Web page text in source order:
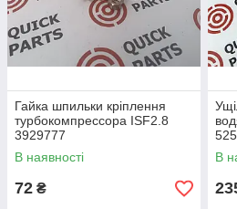
Гайка шпильки кріплення
турбокомпрессора ISF2.8
3929777
В наявності
72 ₴
В